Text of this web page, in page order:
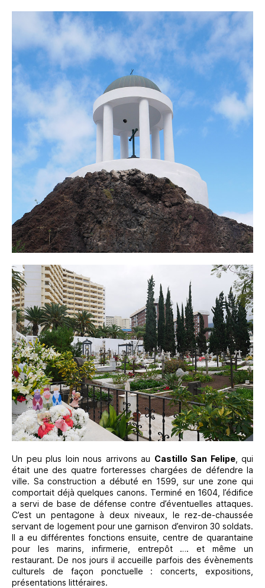
Un peu plus loin nous arrivons au Castillo San Felipe, qui
était une des quatre forteresses chargées de défendre la
ville. Sa construction a débuté en 1599, sur une zone qui
comportait déjà quelques canons. Terminé en 1604, l’édifice
a servi de base de défense contre d’éventuelles attaques.
C’est un pentagone à deux niveaux, le rez-de-chaussée
servant de logement pour une garnison d’environ 30 soldats.
Il a eu différentes fonctions ensuite, centre de quarantaine
pour les marins, infirmerie, entrepôt …. et même un
restaurant. De nos jours il accueille parfois des évènements
culturels de façon ponctuelle : concerts, expositions,
présentations littéraires.